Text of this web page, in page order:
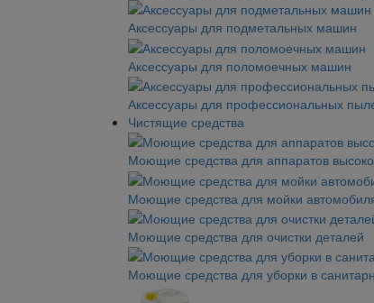
Аксессуары для подметальных машин
Аксессуары для поломоечных машин
Аксессуары для профессиональных
Чистящие средства
Моющие средства для аппаратов
Моющие средства для мойки
Моющие средства для очистки деталей
Моющие средства для уборки в